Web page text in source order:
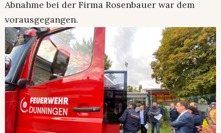
Abnahme bei der Firma Rosenbauer war dem
vorausgegangen.